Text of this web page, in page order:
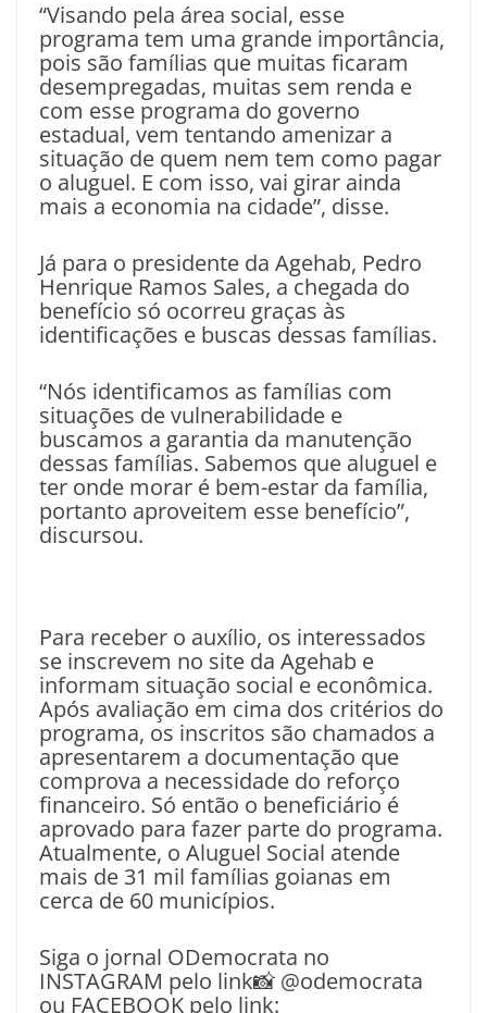
“Visando pela área social, esse
programa tem uma grande importância,
pois são famílias que muitas ficaram
desempregadas, muitas sem renda e
com esse programa do governo
estadual, vem tentando amenizar a
situação de quem nem tem como pagar
o aluguel. E com isso, vai girar ainda
mais a economia na cidade”, disse.
Já para o presidente da Agehab, Pedro
Henrique Ramos Sales, a chegada do
benefício só ocorreu graças às
identificações e buscas dessas famílias.
“Nós identificamos as famílias com
situações de vulnerabilidade e
buscamos a garantia da manutenção
dessas famílias. Sabemos que aluguel e
ter onde morar é bem-estar da família,
portanto aproveitem esse benefício”,
discursou.
Para receber o auxílio, os interessados
se inscrevem no site da Agehab e
informam situação social e econômica.
Após avaliação em cima dos critérios do
programa, os inscritos são chamados a
apresentarem a documentação que
comprova a necessidade do reforço
financeiro. Só então o beneficiário é
aprovado para fazer parte do programa.
Atualmente, o Aluguel Social atende
mais de 31 mil famílias goianas em
cerca de 60 municípios.
Siga o jornal ODemocrata no
INSTAGRAM pelo link📸 @odemocrata
ou FACEBOOK pelo link: